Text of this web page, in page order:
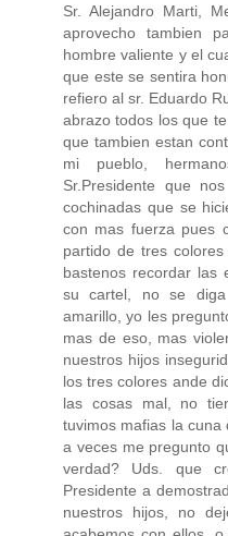
Sr. Alejandro Marti,
aprovecho tambien
hombre valiente y el
que este se sentira
refiero al sr. Eduardo
abrazo todos los que
que tambien estan
mi pueblo,
Sr.Presidente que
cochinadas que se
con mas fuerza pues
partido de tres
bastenos recordar las
su cartel, no se
amarillo, yo les
mas de eso, mas
nuestros hijos
los tres colores ande
las cosas mal, no
tuvimos mafias la
a veces me pregunto
verdad? Uds. que
Presidente a
nuestros hijos, no